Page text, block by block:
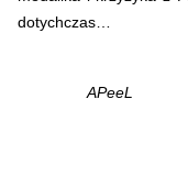
dotychczas…
APeeL